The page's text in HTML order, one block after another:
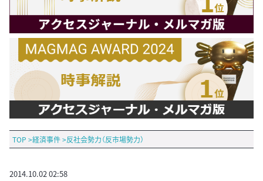
TOP >経済事件>反社会勢力（反市場勢力）
2014.10.02 02:58